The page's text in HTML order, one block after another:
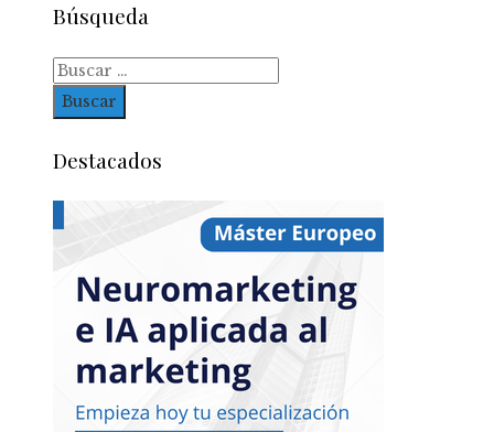
Búsqueda
Buscar:
Destacados